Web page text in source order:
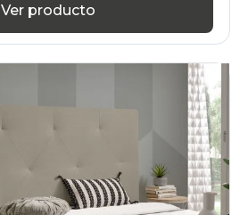
Ver producto